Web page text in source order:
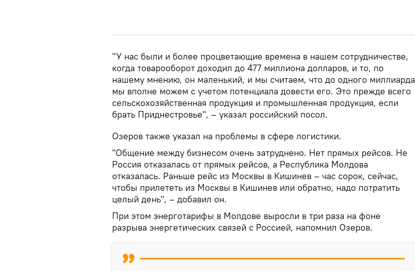
"У нас были и более процветающие времена в нашем сотрудничестве,
когда товарооборот доходил до 477 миллиона долларов, и то, по
нашему мнению, он маленький, и мы считаем, что до одного миллиарда
мы вполне можем с учетом потенциала довести его. Это прежде всего
сельскохозяйственная продукция и промышленная продукция, если
брать Приднестровье", – указал российский посол.
Озеров также указал на проблемы в сфере логистики.
"Общение между бизнесом очень затруднено. Нет прямых рейсов. Не
Россия отказалась от прямых рейсов, а Республика Молдова
отказалась. Раньше рейс из Москвы в Кишинев – час сорок, сейчас,
чтобы прилететь из Москвы в Кишинев или обратно, надо потратить
целый день", – добавил он.
При этом энерготарифы в Молдове выросли в три раза на фоне
разрыва энергетических связей с Россией, напомнил Озеров.